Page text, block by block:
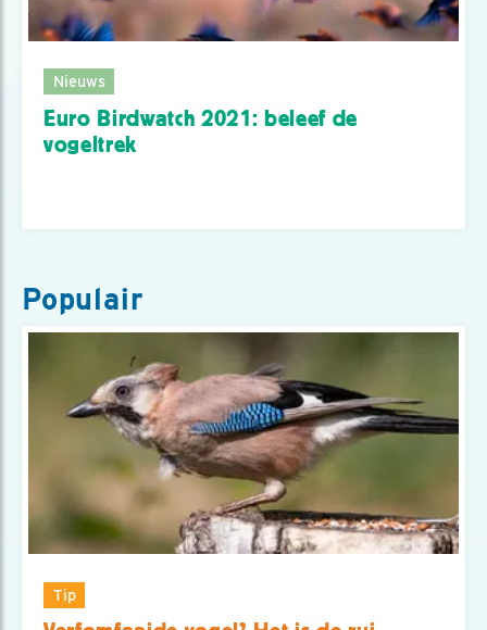
Nieuws
Euro Birdwatch 2021: beleef de
vogeltrek
Populair
Tip